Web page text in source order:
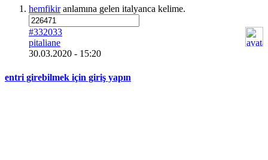
hemfikiranlamına gelen italyanca kelime.
#332033
pitaliane
30.03.2020 - 15:20
entri girebilmek için giriş yapın